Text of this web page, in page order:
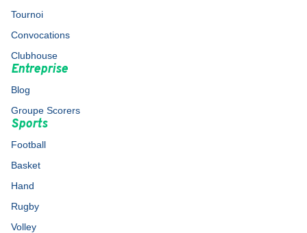
Tournoi
Convocations
Clubhouse
Entreprise
Blog
Groupe Scorers
Sports
Football
Basket
Hand
Rugby
Volley